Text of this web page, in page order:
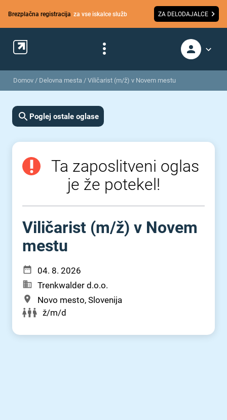
Brezplačna registracija za vse iskalce služb ZA DELODAJALCE
Domov / Delovna mesta / Viličarist (m/ž) v Novem mestu
Poglej ostale oglase
Ta zaposlitveni oglas
je že potekel!
Viličarist (m⁠/⁠ž) v Novem
mestu
04. 8. 2026
Trenkwalder d.o.o.
Novo mesto, Slovenija
ž/m/d